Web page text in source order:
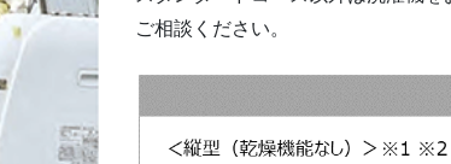
ご相談ください。